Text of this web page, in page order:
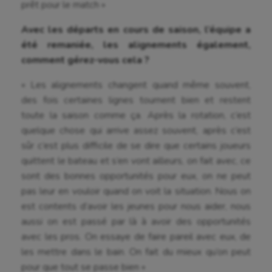
Gymnastique
Gymnastique rythmique
Haltérophilie
Hippisme
Jeux Olympiques et Paralympiques
Kayak-polo
Korfbal
Moto
Natation
prêt pour le match »
Avec les départs en cours de saison, l’équipe a
été remaniée, les alignements également,
comment gérez-vous cela ?
« Les alignements changent quand même souvent,
des fois certaines lignes tournent bien et restent
toute la saison comme ça. Après la rotation, c’est
quelque chose qui arrive assez souvent, après c’est
sûr c’est plus difficile de se dire que certains joueurs
quittent le bateau et s’en vont ailleurs, on fait avec, ce
sont des bonnes opportunités pour eux, on ne peut
pas leur en vouloir quand on voit la situation. Nous on
est contents d’avoir les jeunes pour nous aider, nous
aussi on est passé par là à avoir des opportunités
avec les pros. On essaye de faire pareil avec eux, de
les mettre dans le bain. On fait du mieux qu’on peut
pour que tout se passe bien »